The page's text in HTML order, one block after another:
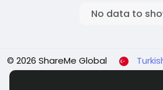
No data to
© 2026 ShareMe Global
Koşullar Gizlilik Contact Us